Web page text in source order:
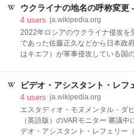
馬の運営は日本中央競馬会に移管
た。相部は先願権を主張し、農林
したが、両名とも渡米し
とも呼ばれる[2]、 バイエルン地方
統的なデザートである[2]。また、
トとしても定番となっている[3]。
した」の意で、「ヌーデル」は英
「麺」の意であり、「蒸した麺」
麦粉生地で団子を作って、中にジ
ら蒸し上げる。食する際にはバニ
ウクライナの地名の呼称変
4 users ja.wikipedia.org
2022年ロシアのウクライナ侵攻を
であった佐藤正久などから日本政
はキエフ）が軍事侵攻している国
等の指摘が寄せられた[1][2][3]。
てウクライナ政府の意向について
の回答が得られたため、ウクライ
エフ」からウクライナ語の呼称「
らに、ウクライナの首都の呼称変
ビデオ・アシスタント・レ
4 users ja.wikipedia.org
エスタディオ・モヌメンタル・ダ
（英語版）のVARモニター 審議
デオ・アシスタント・レフェリー